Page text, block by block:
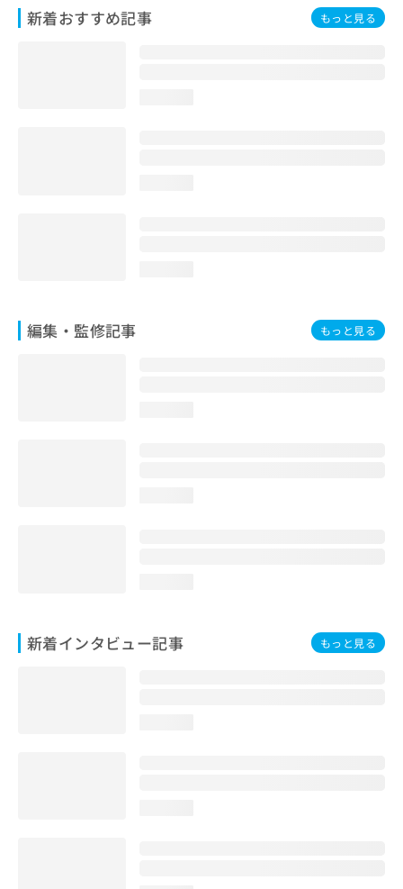
新着おすすめ記事 もっと見る
編集・監修記事 もっと見る
新着インタビュー記事 もっと見る
お
問